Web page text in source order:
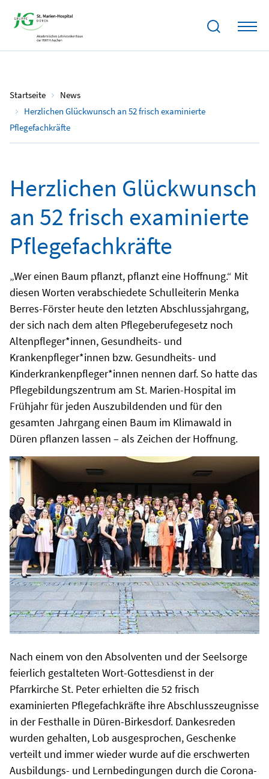
Startseite
News
Herzlichen Glückwunsch an 52 frisch examinierte
Pflegefachkräfte
26.08.2022
Herzlichen Glückwunsch
an 52 frisch examinierte
Pflegefachkräfte
„Wer einen Baum pflanzt, pflanzt eine Hoffnung.“ Mit
diesen Worten verabschiedete Schulleiterin Menka
Berres-Förster heute den letzten Abschlussjahrgang,
der sich nach dem alten Pflegeberufegesetz noch
Altenpfleger*innen, Gesundheits- und
Krankenpfleger*innen bzw. Gesundheits- und
Kinderkrankenpfleger*innen nennen darf. So hatte das
Pflegebildungszentrum am St. Marien-Hospital im
Frühjahr für jeden Auszubildenden und für den
gesamten Jahrgang einen Baum im Klimawald in
Düren pflanzen lassen – als Zeichen der Hoffnung.
Nach einem von den Absolventen und der Seelsorge
feierlich gestalteten Wort-Gottesdienst in der
Pfarrkirche St. Peter erhielten die 52 frisch
examinierten Pflegefachkräfte ihre Abschlusszeugnisse
in der Festhalle in Düren-Birkesdorf. Dankesreden
wurden gehalten, Lob ausgesprochen, Geschenke
verteilt und immer wieder wurde auf die erschwerten
Ausbildungs- und Lernbedingungen durch die Corona-